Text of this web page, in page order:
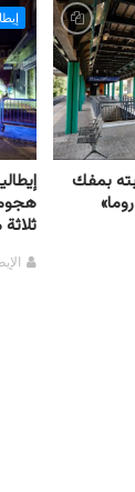
بمفك